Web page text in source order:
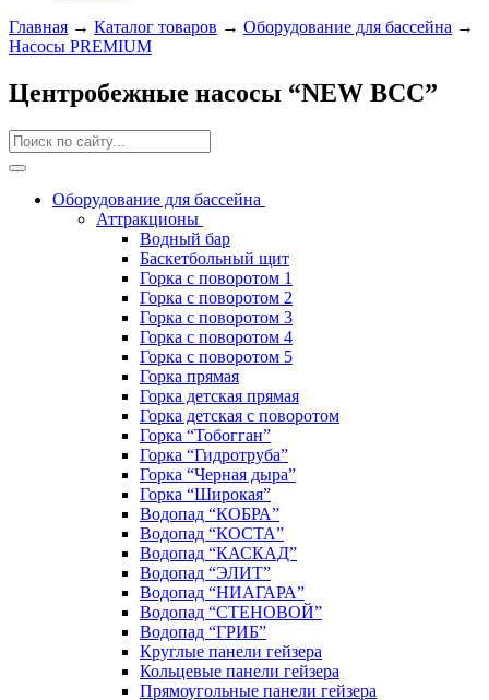
Главная → Каталог товаров → Оборудование для бассейна →
Насосы PREMIUM
Центробежные насосы “NEW BCC”
Оборудование для бассейна
Аттракционы
Водный бар
Баскетбольный щит
Горка с поворотом 1
Горка с поворотом 2
Горка с поворотом 3
Горка с поворотом 4
Горка с поворотом 5
Горка прямая
Горка детская прямая
Горка детская с поворотом
Горка “Тобогган”
Горка “Гидротруба”
Горка “Черная дыра”
Горка “Широкая”
Водопад “КОБРА”
Водопад “КОСТА”
Водопад “КАСКАД”
Водопад “ЭЛИТ”
Водопад “НИАГАРА”
Водопад “СТЕНОВОЙ”
Водопад “ГРИБ”
Круглые панели гейзера
Кольцевые панели гейзера
Прямоугольные панели гейзера